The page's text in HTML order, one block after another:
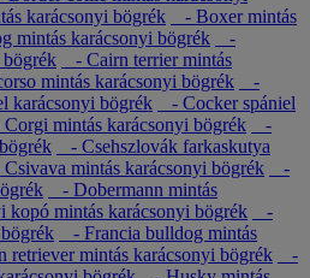
karácsonyi bögrék
- Boxer mintás
mintás karácsonyi bögrék
-
- Cairn terrier mintás
mintás karácsonyi bögrék
-
karácsonyi bögrék
- Cocker spániel
mintás karácsonyi bögrék
-
- Csehszlovák farkaskutya
mintás karácsonyi bögrék
-
- Dobermann mintás
kopó mintás karácsonyi bögrék
-
- Francia bulldog mintás
retriever mintás karácsonyi bögrék
-